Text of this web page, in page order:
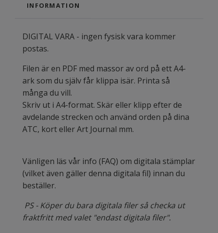
INFORMATION
DIGITAL VARA - ingen fysisk vara kommer
postas.
Filen är en PDF med massor av ord på ett A4-
ark som du själv får klippa isär. Printa så
många du vill.
Skriv ut i A4-format. Skär eller klipp efter de
avdelande strecken och använd orden på dina
ATC, kort eller Art Journal mm.
Vänligen läs vår info (FAQ) om digitala stämplar
(vilket även gäller denna digitala fil) innan du
beställer.
PS - Köper du bara digitala filer så checka ut
fraktfritt med valet "endast digitala filer".